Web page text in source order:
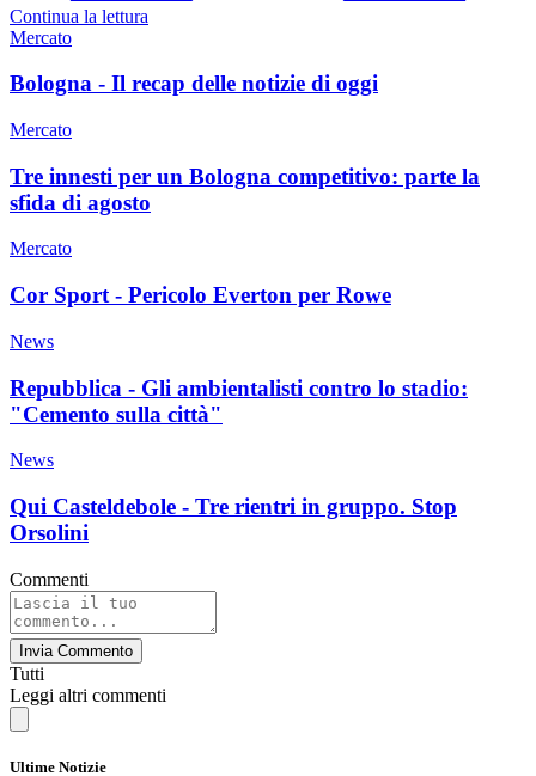
Continua la lettura
Mercato
Bologna - Il recap delle notizie di oggi
Mercato
Tre innesti per un Bologna competitivo: parte la
sfida di agosto
Mercato
Cor Sport - Pericolo Everton per Rowe
News
Repubblica - Gli ambientalisti contro lo stadio:
"Cemento sulla città"
News
Qui Casteldebole - Tre rientri in gruppo. Stop
Orsolini
Commenti
Invia Commento
Tutti
Leggi altri commenti
Ultime Notizie